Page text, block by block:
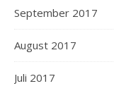
September 2017
August 2017
Juli 2017